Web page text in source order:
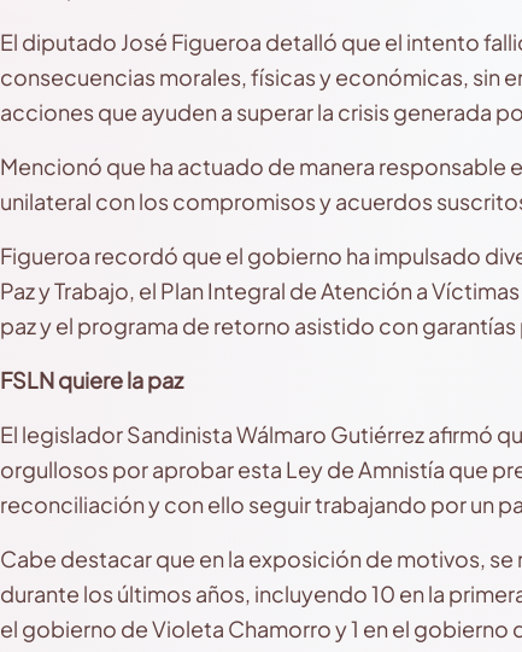
El diputado José Figueroa detalló que el intento
consecuencias morales, físicas y económicas, sin
acciones que ayuden a superar la crisis generada
Mencionó que ha actuado de manera responsable
unilateral con los compromisos y acuerdos
Figueroa recordó que el gobierno ha impulsado
Paz y Trabajo, el Plan Integral de Atención a
paz y el programa de retorno asistido con garantías
FSLN quiere la paz
El legislador Sandinista Wálmaro Gutiérrez afirmó
orgullosos por aprobar esta Ley de Amnistía que
reconciliación y con ello seguir trabajando por un
Cabe destacar que en la exposición de motivos,
durante los últimos años, incluyendo 10 en la
el gobierno de Violeta Chamorro y 1 en el gobierno